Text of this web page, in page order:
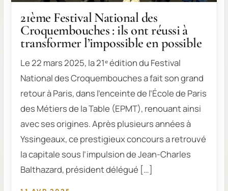
21ème Festival National des
Croquembouches : ils ont réussi à
transformer l’impossible en possible
Le 22 mars 2025, la 21ᵉ édition du Festival
National des Croquembouches a fait son grand
retour à Paris, dans l’enceinte de l’École de Paris
des Métiers de la Table (EPMT), renouant ainsi
avec ses origines. Après plusieurs années à
Yssingeaux, ce prestigieux concours a retrouvé
la capitale sous l’impulsion de Jean-Charles
Balthazard, président délégué […]